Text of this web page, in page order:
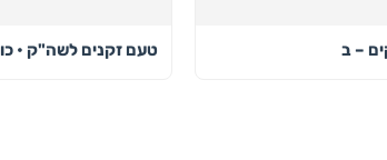
– ב טעם זקנים לשה"ק • כו